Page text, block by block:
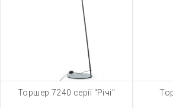
Торшер 7240 серії "Річі"